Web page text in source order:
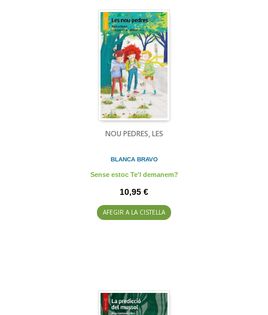
NOU PEDRES, LES
BLANCA BRAVO
Sense estoc Te'l demanem?
10,95 €
AFEGIR A LA CISTELLA